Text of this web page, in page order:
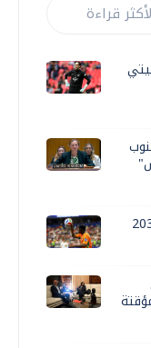
قراءة